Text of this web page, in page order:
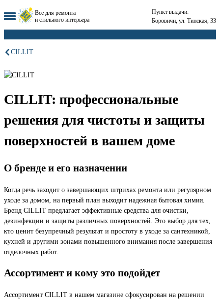
Все для ремонта
и стильного интерьера
Пункт выдачи:
Боровичи, ул. Тинская, 33
CILLIT
CILLIT: профессиональные
решения для чистоты и защиты
поверхностей в вашем доме
О бренде и его назначении
Когда речь заходит о завершающих штрихах ремонта или регулярном
уходе за домом, на первый план выходит надежная бытовая химия.
Бренд CILLIT предлагает эффективные средства для очистки,
дезинфекции и защиты различных поверхностей. Это выбор для тех,
кто ценит безупречный результат и простоту в уходе за сантехникой,
кухней и другими зонами повышенного внимания после завершения
отделочных работ.
Ассортимент и кому это подойдет
Ассортимент CILLIT в нашем магазине сфокусирован на решении